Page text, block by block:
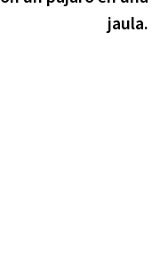
jaula.